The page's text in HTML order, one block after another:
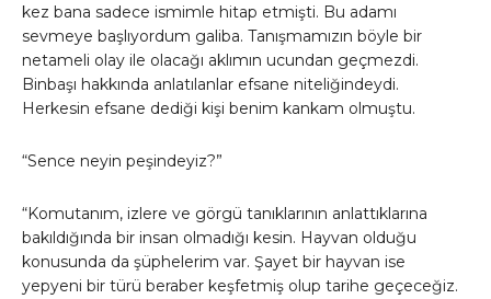
kez bana sadece ismimle hitap etmişti. Bu adamı
sevmeye başlıyordum galiba. Tanışmamızın böyle bir
netameli olay ile olacağı aklımın ucundan geçmezdi.
Binbaşı hakkında anlatılanlar efsane niteliğindeydi.
Herkesin efsane dediği kişi benim kankam olmuştu.
“Sence neyin peşindeyiz?”
“Komutanım, izlere ve görgü tanıklarının anlattıklarına
bakıldığında bir insan olmadığı kesin. Hayvan olduğu
konusunda da şüphelerim var. Şayet bir hayvan ise
yepyeni bir türü beraber keşfetmiş olup tarihe geçeceğiz.